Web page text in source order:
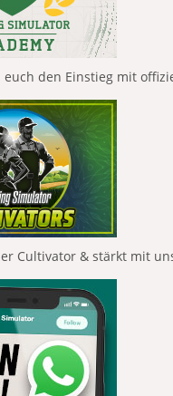
den Einstieg mit
Cultivator & stärkt mit